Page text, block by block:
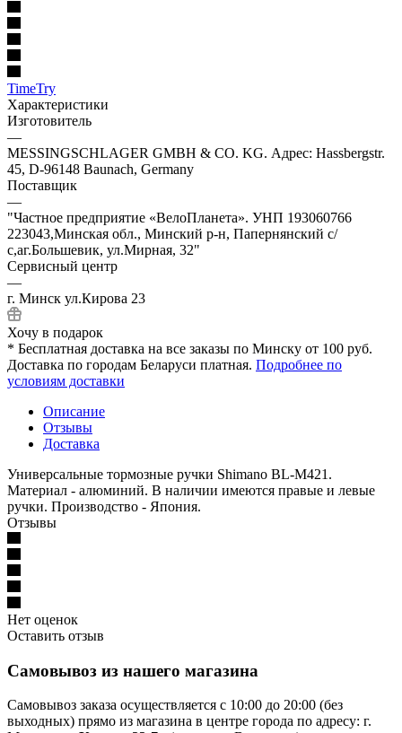
TimeTry
Характеристики
Изготовитель
—
MESSINGSCHLAGER GMBH & CO. KG. Адрес: Hassbergstr.
45, D-96148 Baunach, Germany
Поставщик
—
"Частное предприятие «ВелоПланета». УНП 193060766
223043,Минская обл., Минский р-н, Папернянский с/
с,аг.Большевик, ул.Мирная, 32"
Сервисный центр
—
г. Минск ул.Кирова 23
Хочу в подарок
* Бесплатная доставка на все заказы по Минску от 100 руб.
Доставка по городам Беларуси платная. Подробнее по
условиям доставки
Описание
Отзывы
Доставка
Универсальные тормозные ручки Shimano BL-M421.
Материал - алюминий. В наличии имеются правые и левые
ручки. Производство - Япония.
Отзывы
Нет оценок
Оставить отзыв
Самовывоз из нашего магазина
Самовывоз заказа осуществляется с 10:00 до 20:00 (без
выходных) прямо из магазина в центре города по адресу: г.